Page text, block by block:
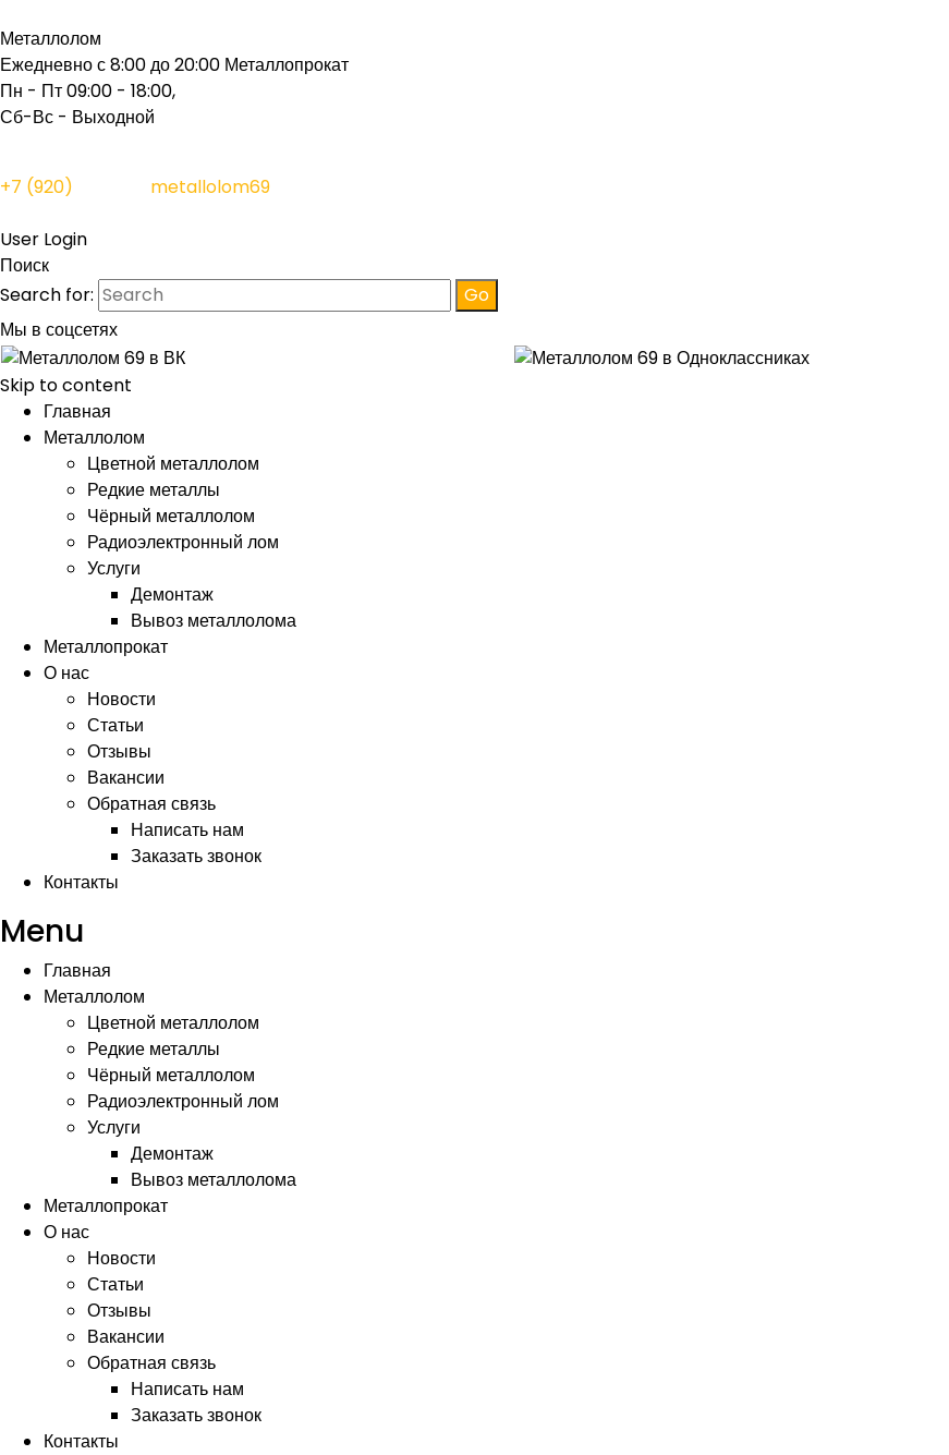
Металлолом
Ежедневно с 8:00 до 20:00 Металлопрокат
Пн - Пт 09:00 - 18:00,
Сб-Вс - Выходной
+7 (920) metallolom69
User Login
Поиск
Search for:
Мы в соцсетях
Skip to content
Главная
Металлолом
Цветной металлолом
Редкие металлы
Чёрный металлолом
Радиоэлектронный лом
Услуги
Демонтаж
Вывоз металлолома
Металлопрокат
О нас
Новости
Статьи
Отзывы
Вакансии
Обратная связь
Написать нам
Заказать звонок
Контакты
Menu
Главная
Металлолом
Цветной металлолом
Редкие металлы
Чёрный металлолом
Радиоэлектронный лом
Услуги
Демонтаж
Вывоз металлолома
Металлопрокат
О нас
Новости
Статьи
Отзывы
Вакансии
Обратная связь
Написать нам
Заказать звонок
Контакты